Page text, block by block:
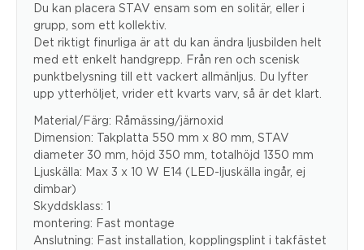
Du kan placera STAV ensam som en solitär, eller i
grupp, som ett kollektiv.
Det riktigt finurliga är att du kan ändra ljusbilden helt
med ett enkelt handgrepp. Från ren och scenisk
punktbelysning till ett vackert allmänljus. Du lyfter
upp ytterhöljet, vrider ett kvarts varv, så är det klart.
Material/Färg: Råmässing/järnoxid
Dimension: Takplatta 550 mm x 80 mm, STAV
diameter 30 mm, höjd 350 mm, totalhöjd 1350 mm
Ljuskälla: Max 3 x 10 W E14 (LED-ljuskälla ingår, ej
dimbar)
Skyddsklass: 1
montering: Fast montage
Anslutning: Fast installation, kopplingsplint i takfästet